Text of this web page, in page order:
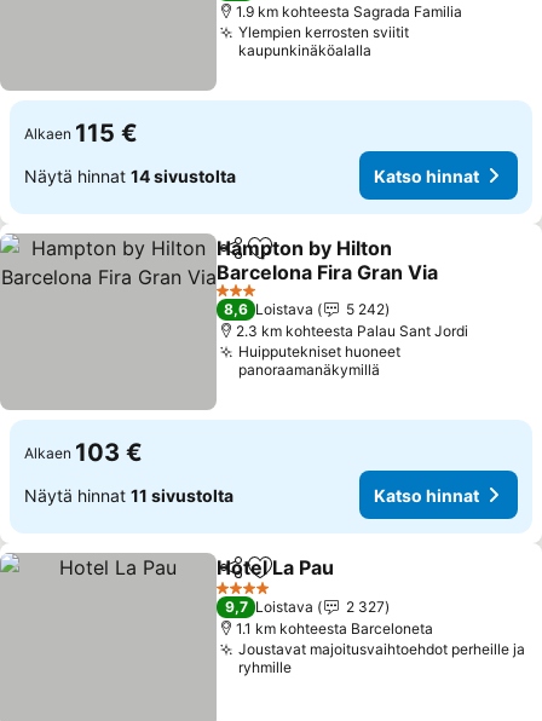
1.9 km kohteesta Sagrada Familia
Ylempien kerrosten sviitit
kaupunkinäköalalla
Alkaen 115 €
Näytä hinnat 14 sivustolta Katso hinnat
Jaa Lisää suosikkeihin
Hampton by Hilton
Barcelona Fira Gran Via
Katso hinnat
3 Tähtiluokitus
8,6 Loistava
5 242
2.3 km kohteesta Palau Sant Jordi
Huipputekniset huoneet
panoraamanäkymillä
Alkaen 103 €
Näytä hinnat 11 sivustolta Katso hinnat
Jaa Lisää suosikkeihin
Hotel La Pau
4 Tähtiluokitus
9,7 Loistava
2 327
1.1 km kohteesta Barceloneta
Joustavat majoitusvaihtoehdot perheille ja
ryhmille